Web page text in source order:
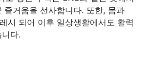
즐거움을 선사합니다. 또한, 몸과
시 되어 이후 일상생활에서도 활력
다.